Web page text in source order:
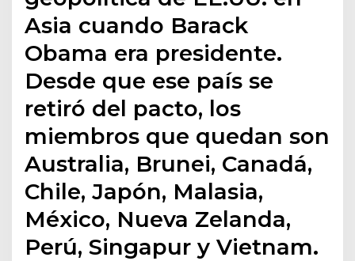
Asia cuando Barack
Obama era presidente.
Desde que ese país se
retiró del pacto, los
miembros que quedan son
Australia, Brunei, Canadá,
Chile, Japón, Malasia,
México, Nueva Zelanda,
Perú, Singapur y Vietnam.